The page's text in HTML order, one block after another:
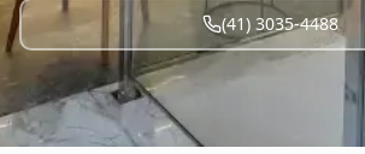
(41) 3035-4488